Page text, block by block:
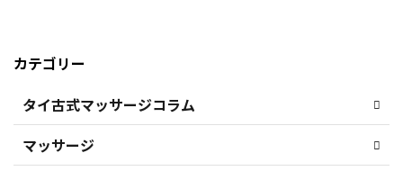
カテゴリー
タイ古式マッサージコラム
マッサージ